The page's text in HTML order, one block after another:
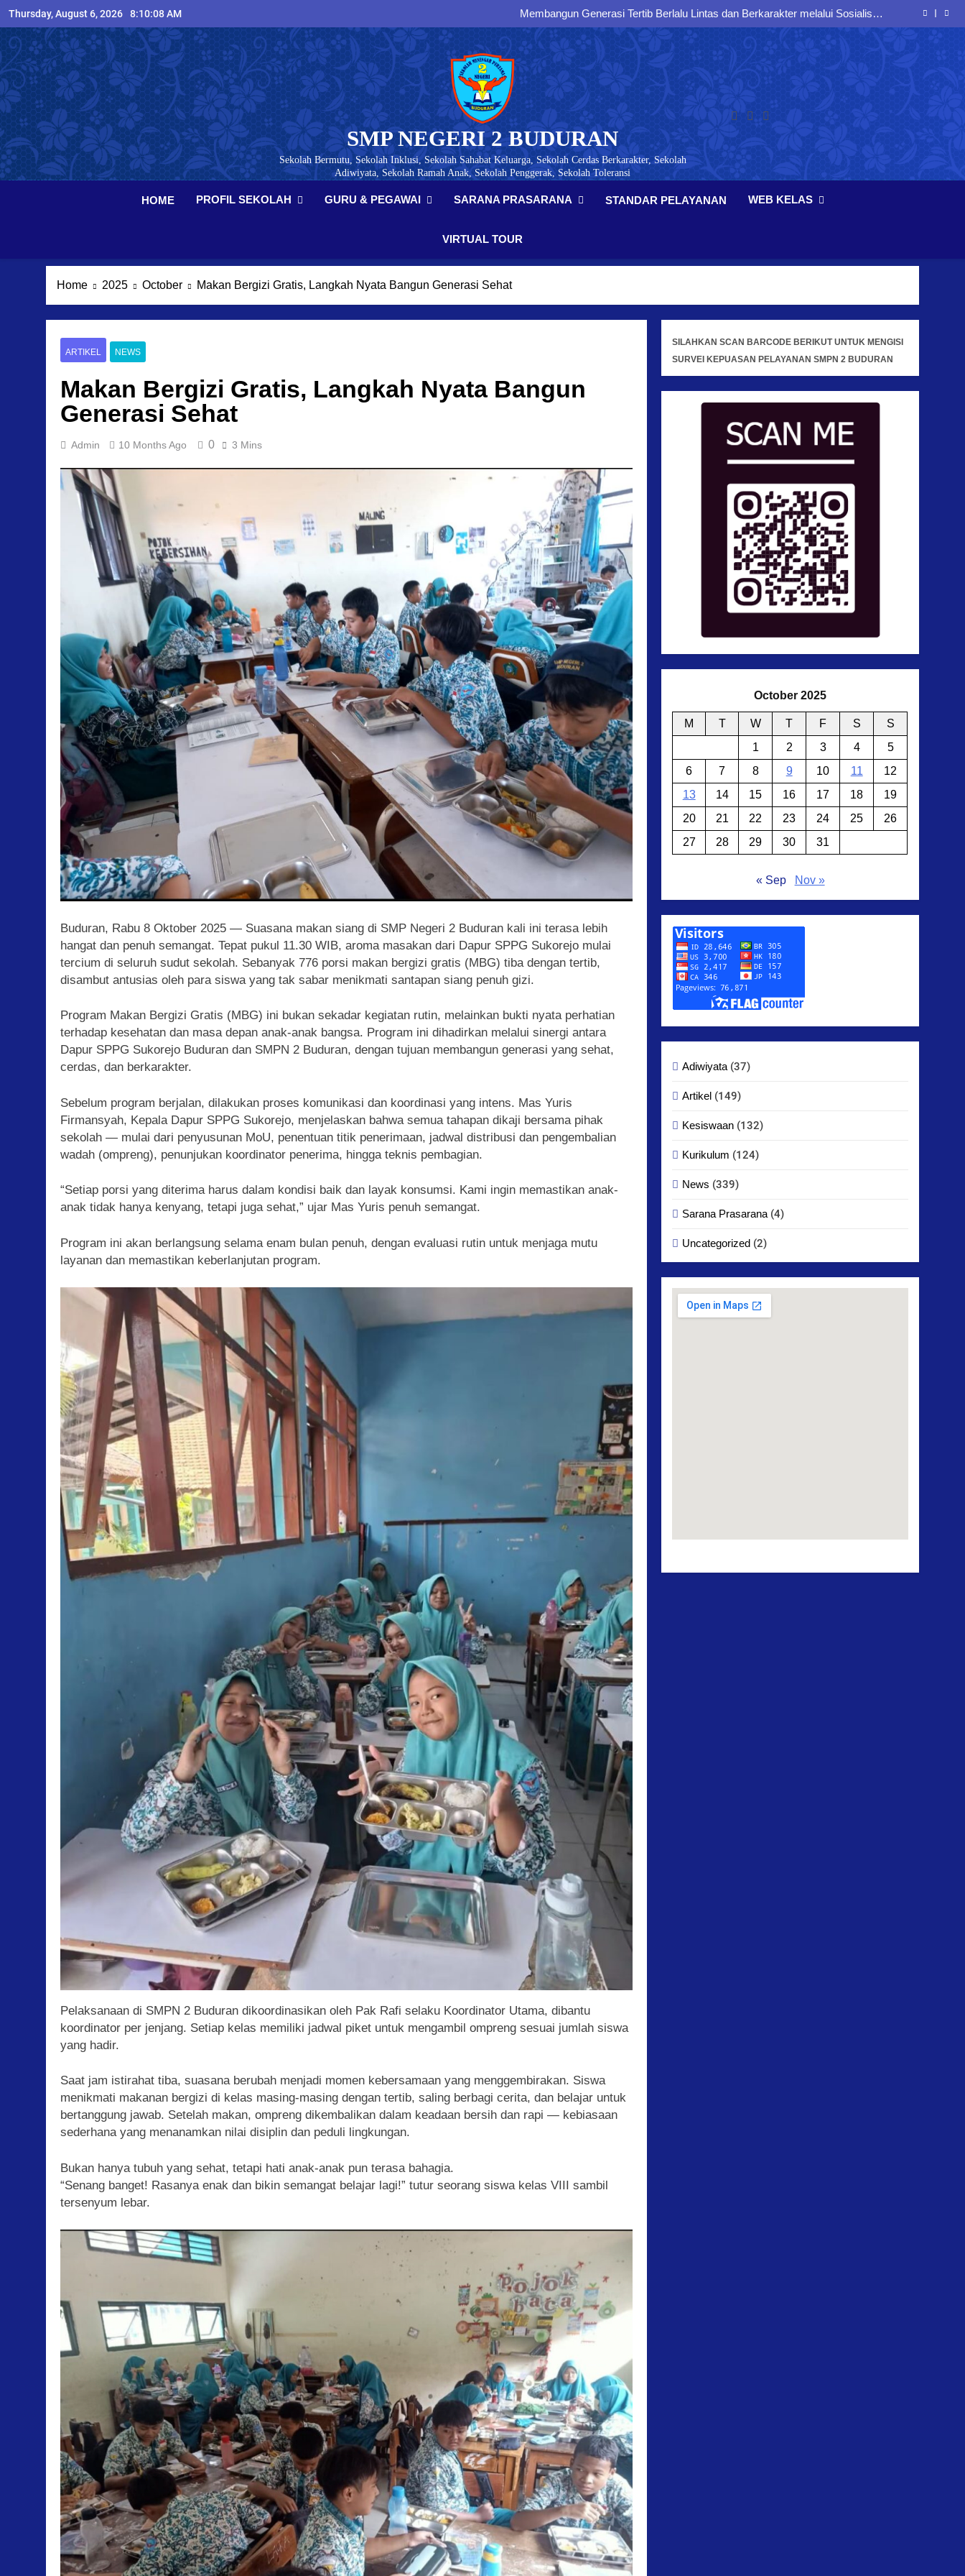
Skip
to
content
Thursday, August 6, 2026 8:10:09 AM
Antusias Mengikuti Seminar Entrepreneurship
Membangun Generasi Tertib Berlalu Lintas dan Berkarakter melalui Sosialisasi
Bersama Polresta Sidoarjo
Menumbuhkan Kesadaran Pajak Sejak Dini melalui Sosialisasi kepada Peserta
Didik SMP Negeri 2 Buduran
Membangun Karakter, Disiplin, dan Jiwa Nasionalisme melalui Latihan PBB
Bersama Koramil Buduran
Menumbuhkan Jiwa Wirausaha Sejak Dini: Siswa Kelas IX SMPN 2 Buduran
Antusias Mengikuti Seminar Entrepreneurship
Membangun Generasi Tertib Berlalu Lintas dan Berkarakter melalui Sosialisasi
Bersama Polresta Sidoarjo
Menumbuhkan Kesadaran Pajak Sejak Dini melalui Sosialisasi kepada Peserta
Didik SMP Negeri 2 Buduran
SMP NEGERI 2 BUDURAN
Sekolah Bermutu, Sekolah Inklusi, Sekolah Sahabat Keluarga, Sekolah Cerdas Berkarakter, Sekolah
Adiwiyata, Sekolah Ramah Anak, Sekolah Penggerak, Sekolah Toleransi
HOME PROFIL SEKOLAH GURU & PEGAWAI SARANA PRASARANA STANDAR PELAYANAN WEB KELAS
VIRTUAL TOUR
Home 2025 October Makan Bergizi Gratis, Langkah Nyata Bangun Generasi Sehat
ARTIKEL NEWS
Makan Bergizi Gratis, Langkah Nyata Bangun
Generasi Sehat
Admin 10 Months Ago 0 3 Mins
Buduran, Rabu 8 Oktober 2025 — Suasana makan siang di SMP Negeri 2 Buduran kali ini terasa lebih
hangat dan penuh semangat. Tepat pukul 11.30 WIB, aroma masakan dari Dapur SPPG Sukorejo mulai
tercium di seluruh sudut sekolah. Sebanyak 776 porsi makan bergizi gratis (MBG) tiba dengan tertib,
disambut antusias oleh para siswa yang tak sabar menikmati santapan siang penuh gizi.
Program Makan Bergizi Gratis (MBG) ini bukan sekadar kegiatan rutin, melainkan bukti nyata perhatian
terhadap kesehatan dan masa depan anak-anak bangsa. Program ini dihadirkan melalui sinergi antara
Dapur SPPG Sukorejo Buduran dan SMPN 2 Buduran, dengan tujuan membangun generasi yang sehat,
cerdas, dan berkarakter.
Sebelum program berjalan, dilakukan proses komunikasi dan koordinasi yang intens. Mas Yuris
Firmansyah, Kepala Dapur SPPG Sukorejo, menjelaskan bahwa semua tahapan dikaji bersama pihak
sekolah — mulai dari penyusunan MoU, penentuan titik penerimaan, jadwal distribusi dan pengembalian
wadah (ompreng), penunjukan koordinator penerima, hingga teknis pembagian.
“Setiap porsi yang diterima harus dalam kondisi baik dan layak konsumsi. Kami ingin memastikan anak-
anak tidak hanya kenyang, tetapi juga sehat,” ujar Mas Yuris penuh semangat.
Program ini akan berlangsung selama enam bulan penuh, dengan evaluasi rutin untuk menjaga mutu
layanan dan memastikan keberlanjutan program.
Pelaksanaan di SMPN 2 Buduran dikoordinasikan oleh Pak Rafi selaku Koordinator Utama, dibantu
koordinator per jenjang. Setiap kelas memiliki jadwal piket untuk mengambil ompreng sesuai jumlah siswa
yang hadir.
Saat jam istirahat tiba, suasana berubah menjadi momen kebersamaan yang menggembirakan. Siswa
menikmati makanan bergizi di kelas masing-masing dengan tertib, saling berbagi cerita, dan belajar untuk
bertanggung jawab. Setelah makan, ompreng dikembalikan dalam keadaan bersih dan rapi — kebiasaan
sederhana yang menanamkan nilai disiplin dan peduli lingkungan.
Bukan hanya tubuh yang sehat, tetapi hati anak-anak pun terasa bahagia.
“Senang banget! Rasanya enak dan bikin semangat belajar lagi!” tutur seorang siswa kelas VIII sambil
tersenyum lebar.
SILAHKAN SCAN BARCODE BERIKUT UNTUK MENGISI
SURVEI KEPUASAN PELAYANAN SMPN 2 BUDURAN
October 2025
M T W T F S
S
1
2 3 4
5
6
7 8 9 10 11
12
13
14 15 16 17 18
19
20
21 22 23 24 25
26
27
28 29 30 31
« Sep Nov »
Adiwiyata(37)
Artikel (149)
Kesiswaan (132)
Kurikulum (124)
News (339)
Sarana Prasarana(4)
Uncategorized (2)